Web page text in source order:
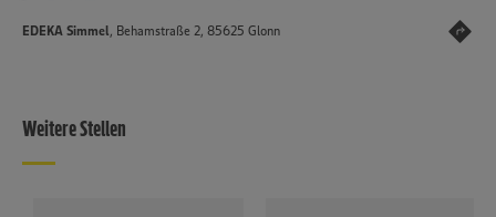
EDEKA Simmel, Behamstraße 2, 85625 Glonn
Weitere Stellen